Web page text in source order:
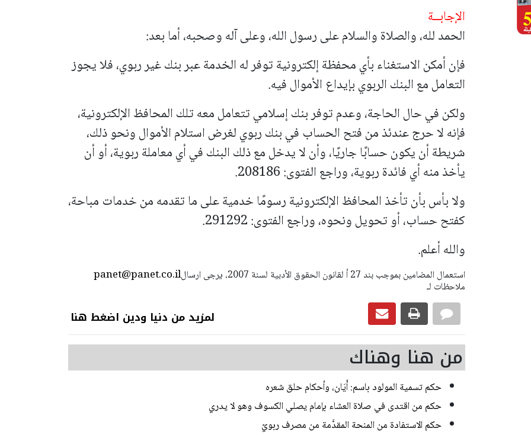
الإجابــة
الحمد لله، والصلاة والسلام على رسول الله، وعلى آله وصحبه، أما بعد:
فإن أمكن الاستغناء بأي محفظة إلكترونية توفر له الخدمة عبر بنك غير ربوي، فلا يجوز
التعامل مع البنك الربوي بإيداع الأموال فيه.
ولكن في حال الحاجة، وعدم توفر بنك إسلامي تتعامل معه تلك المحافظ الإلكترونية،
فإنه لا حرج عندئذ من فتح الحساب في بنك ربوي لغرض استلام الأموال ونحو ذلك،
شريطة أن يكون حسابًا جاريًا، وأن لا يدخل مع ذلك البنك في أي معاملة ربوية، أو أن
يأخذ منه أي فائدة ربوية، وراجع الفتوى: 208186.
ولا بأس بأن تأخذ المحافظ الإلكترونية رسومًا خدمية على ما تقدمه من خدمات مباحة،
كفتح حساب، أو تحويل ونحوه، وراجع الفتوى: 291292.
والله أعلم.
panet@panet.co.ilاستعمال المضامين بموجب بند 27 أ لقانون الحقوق الأدبية لسنة 2007، يرجى ارسال
ملاحظات لـ
لمزيد من دنيا ودين اضغط هنا
من هنا وهناك
حكم تسمية المولود باسم: أَيَان، وأحكام حلق شعره
حكم من اقتدى في صلاة العشاء بإمام يصلي الكسوف وهو لا يدري
حكم الاستفادة من المنحة المقدَّمة من مصرف ربويّ